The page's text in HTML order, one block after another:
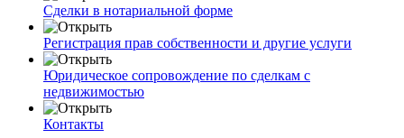
Сделки в нотариальной форме
Регистрация прав собственности и другие услуги
Юридическое сопровождение по сделкам с
недвижимостью
Контакты